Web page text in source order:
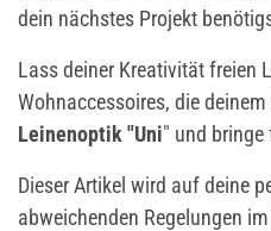
dein nächstes Projekt
Lass deiner Kreativität freien
Wohnaccessoires, die
Leinenoptik "Uni" und bringe
Dieser Artikel wird auf deine
abweichenden Regelungen